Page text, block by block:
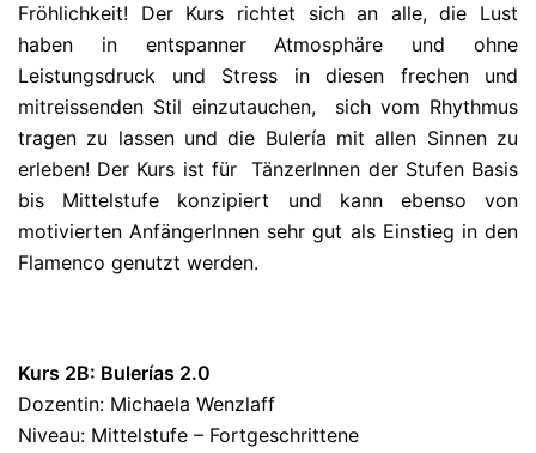
Fröhlichkeit! Der Kurs richtet sich an alle, die Lust
haben in entspanner Atmosphäre und ohne
Leistungsdruck und Stress in diesen frechen und
mitreissenden Stil einzutauchen, sich vom Rhythmus
tragen zu lassen und die Bulería mit allen Sinnen zu
erleben! Der Kurs ist für TänzerInnen der Stufen Basis
bis Mittelstufe konzipiert und kann ebenso von
motivierten AnfängerInnen sehr gut als Einstieg in den
Flamenco genutzt werden.
Kurs 2B: Bulerías 2.0
Dozentin: Michaela Wenzlaff
Niveau: Mittelstufe – Fortgeschrittene